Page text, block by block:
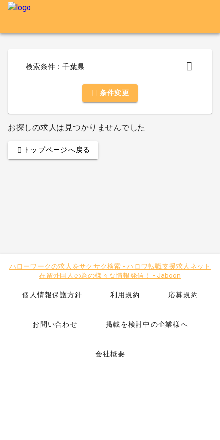
検索条件：千葉県
条件変更
お探しの求人は見つかりませんでした
トップページへ戻る
ハローワークの求人をサクサク検索 -ハロワ転職支援求人ネット
在留外国人の為の様々な情報発信！
- Jaboon
個人情報保護方針 利用規約 応募規約
お問い合わせ 掲載を検討中の企業様へ
会社概要